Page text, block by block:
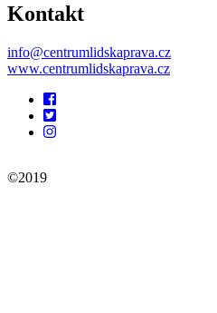
Kontakt
info@centrumlidskaprava.cz
www.centrumlidskaprava.cz
Pomocné
odkazy
©2019